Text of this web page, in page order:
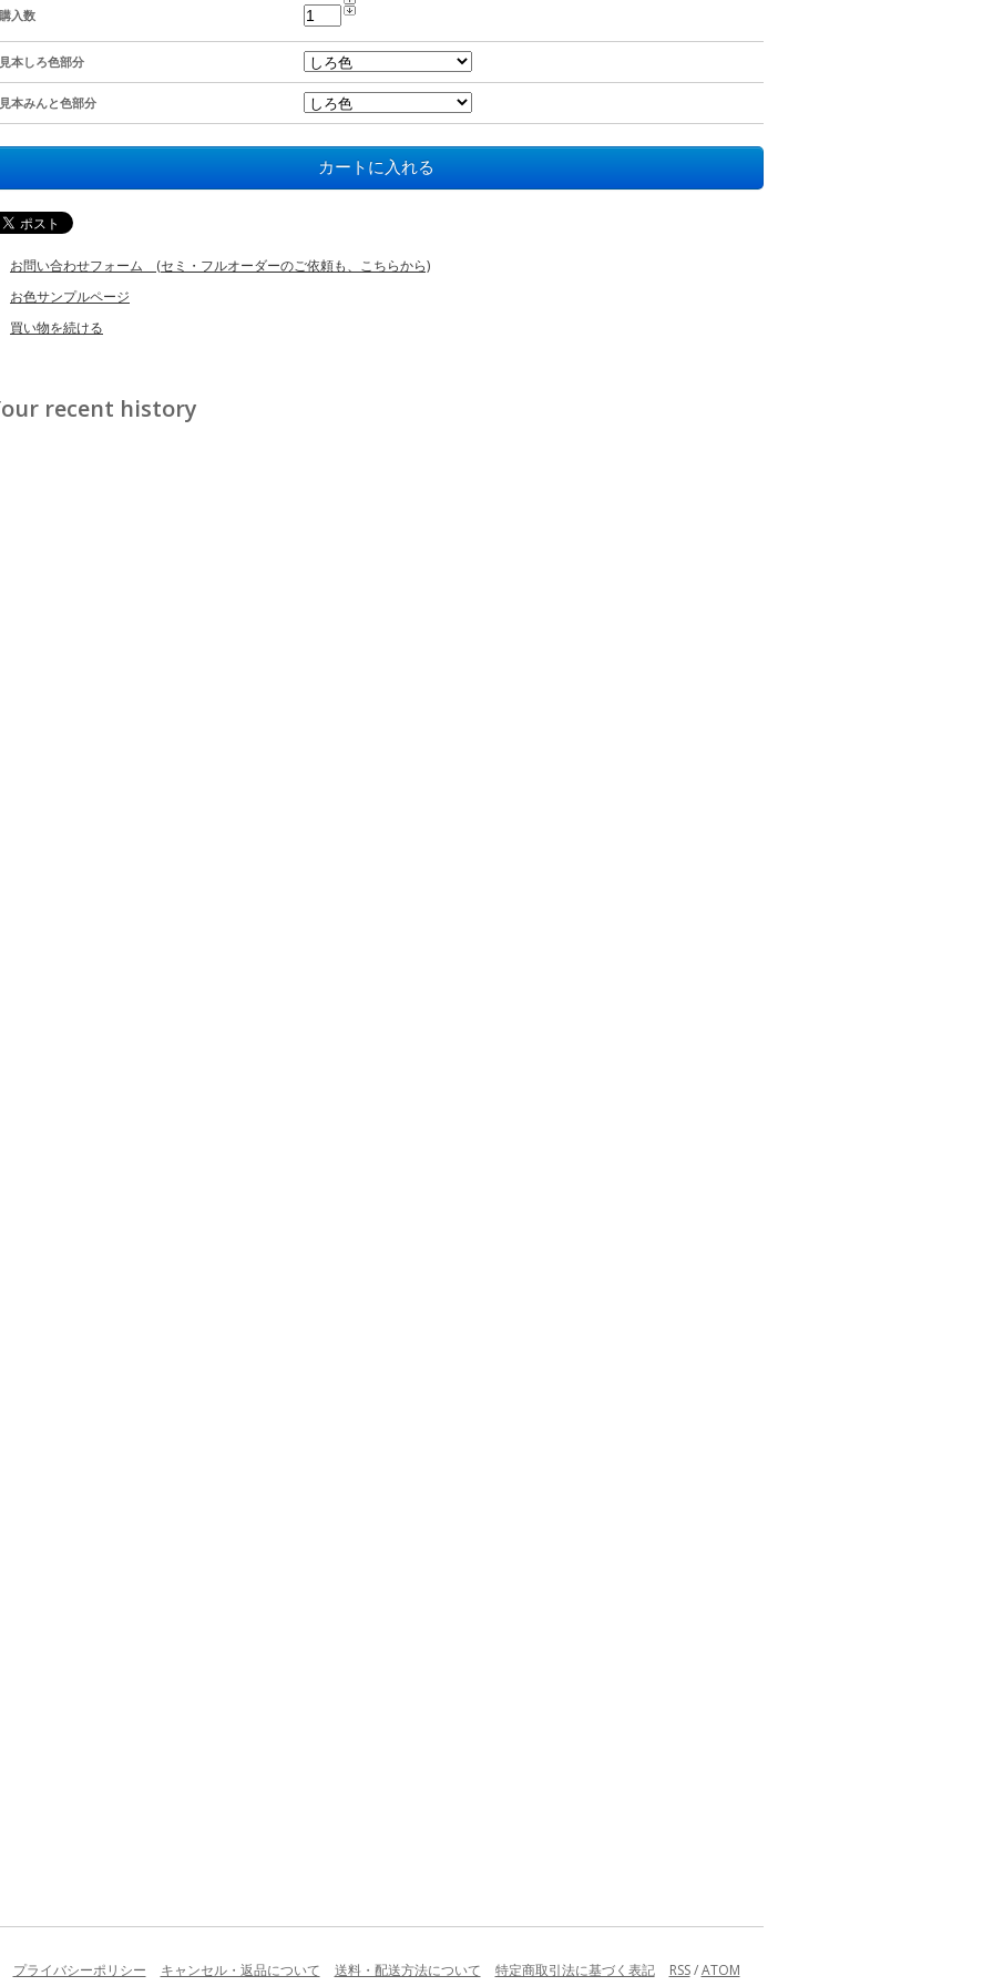
購入数
見本しろ色部分
見本みんと色部分
お問い合わせフォーム (セミ・フルオーダーのご依頼も、こちらから)
お色サンプルページ
買い物を続ける
recent history
プライバシーポリシー キャンセル・返品について 送料・配送方法について 特定商取引法に基づく表記 RSS/ATOM